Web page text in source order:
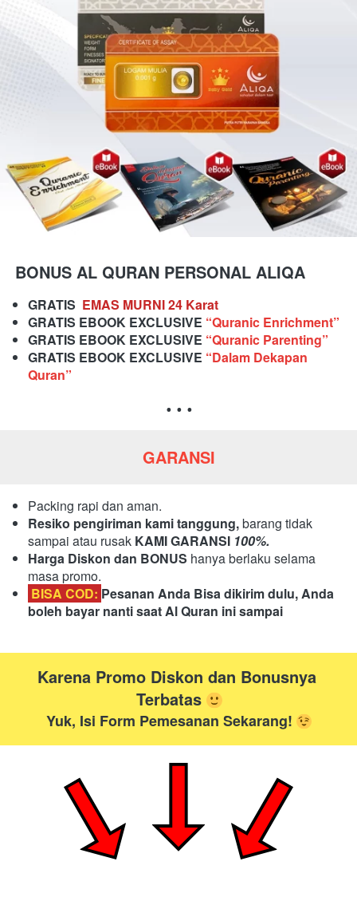
BONUS AL QURAN PERSONAL ALIQA
GRATIS EMAS MURNI24 Karat
GRATIS EBOOK EXCLUSIVE “Quranic Enrichment”
GRATIS EBOOK EXCLUSIVE “Quranic Parenting”
GRATIS EBOOK EXCLUSIVE “Dalam Dekapan
Quran”
. . .
GARANSI
Packing rapi dan aman.
Resiko pengiriman kami tanggung,barang tidak
sampai atau rusak KAMI GARANSI 100%.
Harga Diskon dan BONUS hanya berlaku selama
masa promo.
BISA COD: Pesanan Anda Bisa dikirim dulu, Anda
boleh bayar nanti saat Al Quran ini sampai
Terbatas
Yuk, Isi Form Pemesanan Sekarang!